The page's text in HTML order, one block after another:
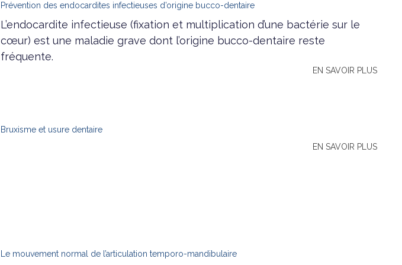
Prévention des endocardites infectieuses d’origine bucco-dentaire
L’endocardite infectieuse (fixation et multiplication d’une bactérie sur le
cœur) est une maladie grave dont l’origine bucco-dentaire reste
fréquente.
EN SAVOIR PLUS
Bruxisme et usure dentaire
EN SAVOIR PLUS
Le mouvement normal de l’articulation temporo-mandibulaire